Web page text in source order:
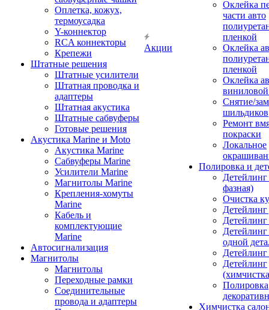
Оплетка, кожух,
термоусадка
Y-коннектор
RCA коннекторы
Крепежи
Штатные решения
Штатные усилители
Штатная проводка и
адаптеры
Штатная акустика
Штатные сабвуферы
Готовые решения
Акустика Marine и Moto
Акустика Marine
Сабвуферы Marine
Усилители Marine
Магнитолы Marine
Крепления-хомуты
Marine
Кабель и
комплектующие
Marine
Автосигнализация
Магнитолы
Магнитолы
Переходные рамки
Соединительные
провода и адаптеры
Акции
Оклейка
части авто
пленкой
Оклейка
пленкой
Оклейка
Снятие/
шильдиков
Ремонт
покраски
Локальное
Полировка и
фазная)
Очистка
Детейлинг
одной
Детейлинг
Полировка
Химчистка